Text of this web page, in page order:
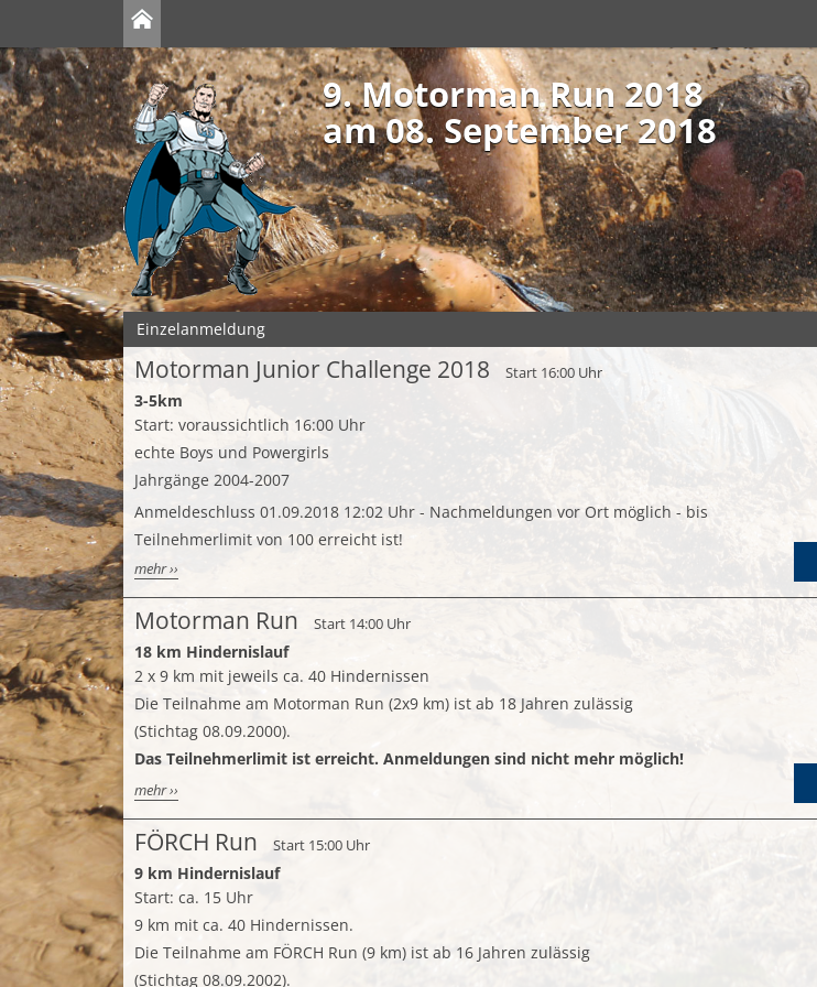
9. Motorman Run 2018
am 08. September 2018
Einzelanmeldung
Motorman Junior Challenge 2018 Start 16:00 Uhr
3-5km
Start: voraussichtlich 16:00 Uhr
echte Boys und Powergirls
Jahrgänge 2004-2007
Anmeldeschluss 01.09.2018 12:02 Uhr - Nachmeldungen vor Ort möglich - bis
Teilnehmerlimit von 100 erreicht ist!
mehr ››
Motorman Run Start 14:00 Uhr
18 km Hindernislauf
2 x 9 km mit jeweils ca. 40 Hindernissen
Die Teilnahme am Motorman Run (2x9 km) ist ab 18 Jahren zulässig
(Stichtag 08.09.2000).
Das Teilnehmerlimit ist erreicht. Anmeldungen sind nicht mehr möglich!
mehr ››
FÖRCH Run Start 15:00 Uhr
9 km Hindernislauf
Start: ca. 15 Uhr
9 km mit ca. 40 Hindernissen.
Die Teilnahme am FÖRCH Run (9 km) ist ab 16 Jahren zulässig
(Stichtag 08.09.2002).